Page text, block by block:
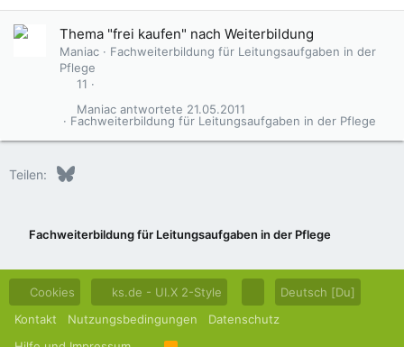
Thema "frei kaufen" nach Weiterbildung
Maniac
Fachweiterbildung für Leitungsaufgaben in der
Pflege
11
Fachweiterbildung für Leitungsaufgaben in der Pflege
21.05.2011
Maniac
Teilen: Bluesky
Fachweiterbildung für Leitungsaufgaben in der Pflege
Cookies ks.de - UI.X 2-Style
Deutsch [Du]
Kontakt
Nutzungsbedingungen
Datenschutz